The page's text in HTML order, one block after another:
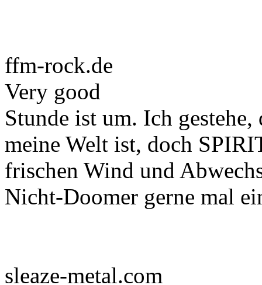
ffm-rock.de
Very good
Stunde ist um. Ich
meine Welt ist, doch
frischen Wind und
Nicht-Doomer gerne mal
sleaze-metal.com